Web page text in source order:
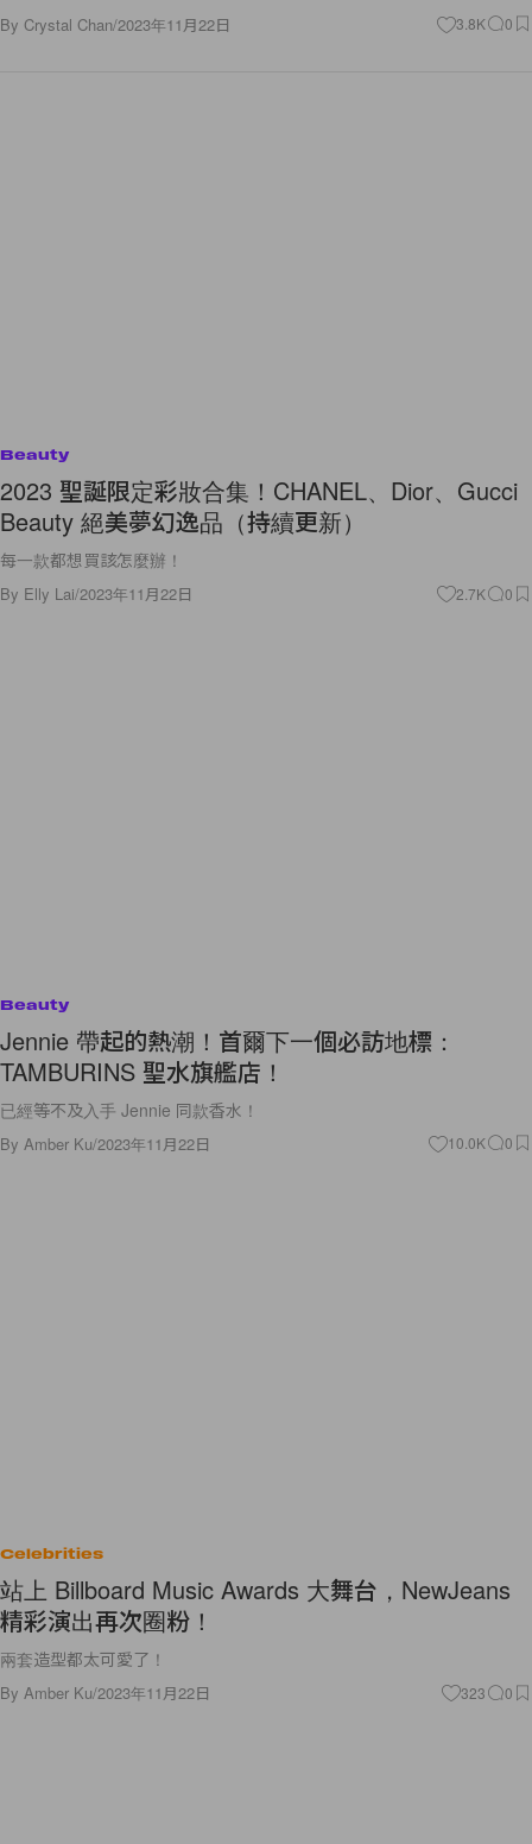
By Crystal Chan/2023年11月22日 3.8K 0
Beauty
2023 聖誕限定彩妝合集！CHANEL、Dior、Gucci
Beauty 絕美夢幻逸品（持續更新）
每一款都想買該怎麼辦！
By Elly Lai/2023年11月22日 2.7K 0
Beauty
Jennie 帶起的熱潮！首爾下一個必訪地標：
TAMBURINS 聖水旗艦店！
已經等不及入手 Jennie 同款香水！
By Amber Ku/2023年11月22日 10.0K 0
Celebrities
站上 Billboard Music Awards 大舞台，NewJeans
精彩演出再次圈粉！
兩套造型都太可愛了！
By Amber Ku/2023年11月22日 323 0